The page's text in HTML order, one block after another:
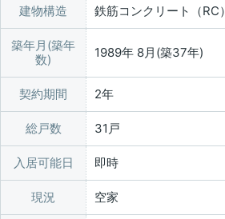
建物構造 鉄筋コンクリート（RC）
築年月(築年
数)
1989年 8月(築37年)
契約期間 2年
総戸数 31戸
入居可能日 即時
現況 空家